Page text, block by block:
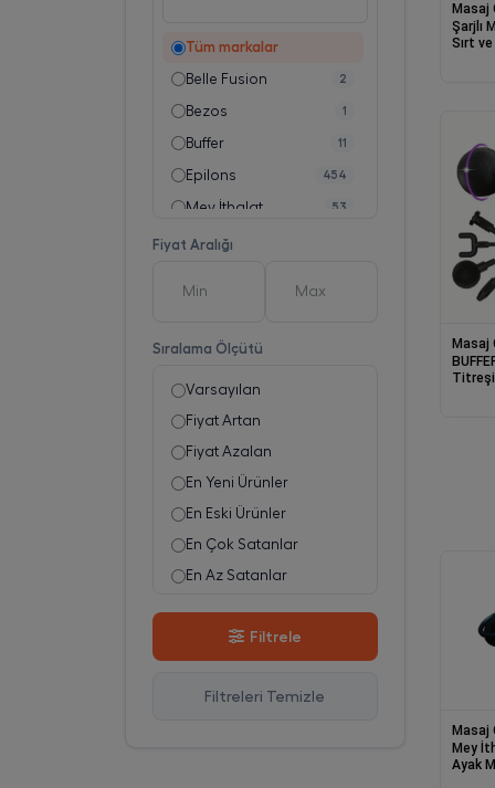
Tüm markalar
Belle Fusion 2
Bezos 1
Buffer 11
Epilons 454
Mey İthalat 53
Sonxshoop
Fiyat Aralığı
Sıralama Ölçütü
Varsayılan
Fiyat Artan
Fiyat Azalan
En Yeni Ürünler
En Eski Ürünler
En Çok Satanlar
En Az Satanlar
Stok Artan
En Çok Favorilenen
Filtrele
Filtreleri Temizle
Masaj
Şarjlı
Sırt
Masaj
Masaj
Mey
Ayak